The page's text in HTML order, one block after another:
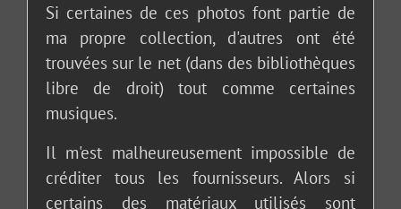
Si certaines de ces photos font partie de
ma propre collection, d'autres ont été
trouvées sur le net (dans des bibliothèques
libre de droit) tout comme certaines
musiques.
Il m'est malheureusement impossible de
créditer tous les fournisseurs. Alors si
certains des matériaux utilisés sont